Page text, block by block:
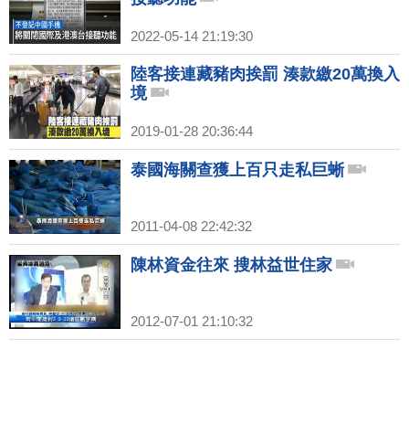
2022-05-14 21:19:30
陸客接連藏豬肉挨罰 湊款繳20萬換入
境
2019-01-28 20:36:44
泰國海關查獲上百只走私巨蜥
2011-04-08 22:42:32
陳林資金往來 搜林益世住家
2012-07-01 21:10:32